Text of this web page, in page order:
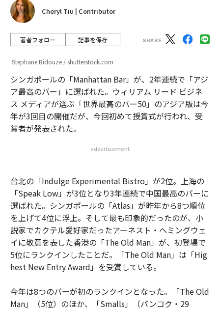
Cheryl Tiu | Contributor
著者フォロー 記事を保存
Stephane Bidouze / shutterstock.com
シンガポールの「Manhattan Bar」が、2年連続で「アジ
ア最高のバー」に選ばれた。ウィリアム リード ビジネ
ス メディアが選ぶ「世界最高のバー50」のアジア版は今
年が3回目の開催だが、今回初めて授賞式が行われ、受
賞者が発表された。
advertisement
台北の「Indulge Experimental Bistro」が2位。上海の
「Speak Low」が3位となり3年連続で中国最高のバーに
選ばれた。シンガポールの「Atlas」が昨年から8つ順位
を上げて4位に浮上。そして最も印象的だったのが、小
説家でカクテル愛好家だったアーネスト・ヘミングウェ
イに敬意を表した香港の「The Old Man」が、初登場で
5位にランクインしたことだ。「The Old Man」は「Hig
hest New Entry Award」を受賞している。
今年は8つのバーが初のランクインとなった。「The Old
Man」（5位）のほか、「Smalls」（バンコク・29